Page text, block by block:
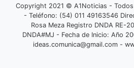
Copyright 2021 © A1Noticias -
- Teléfono: (54) 011 49163546
Rosa Meza Registro DNDA RE-
DNDA#MJ - Fecha de Inicio: Año
ideas.comunica@gmail.com-